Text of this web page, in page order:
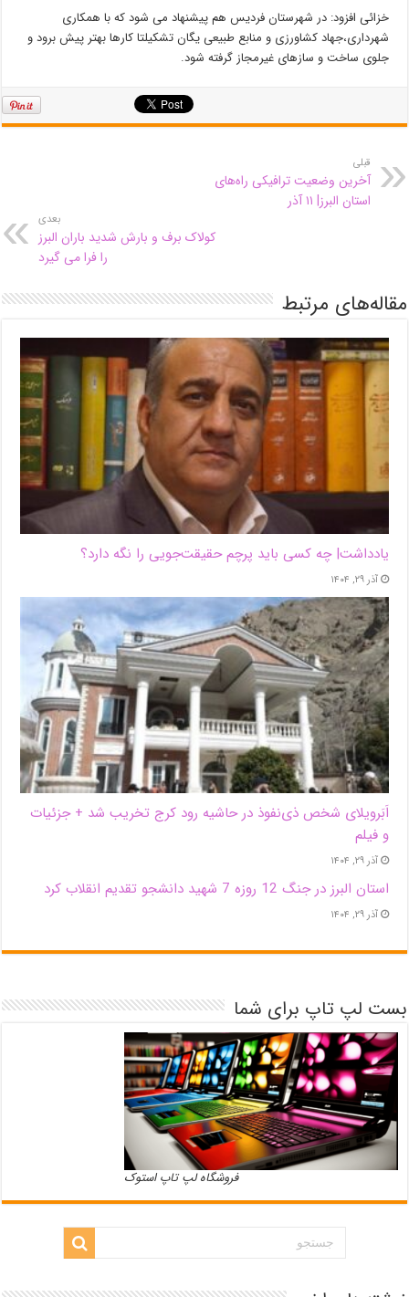
خزائی افزود: در شهرستان فردیس هم پیشنهاد می شود که با همکاری
شهرداری،جهاد کشاورزی و منابع طبیعی یگان تشکیلتا کارها بهتر پیش برود و
جلوی ساخت و سازهای غیرمجاز گرفته شود.
قبلی
آخرین وضعیت ترافیکی راه‌های
استان البرز| ۱۱ آذر
بعدی
کولاک برف و بارش شدید باران البرز
را فرا می گیرد
مقاله‌های مرتبط
یادداشت| ‌چه کسی باید پرچم حقیقت‌جویی را نگه دارد؟
آذر ۲۹, ۱۴۰۴
اَبَر‌ویلای شخص ذی‌نفوذ در حاشیه‌ رود کرج تخریب شد + جزئیات
و فیلم
آذر ۲۹, ۱۴۰۴
استان البرز در جنگ 12 روزه 7 شهید دانشجو تقدیم انقلاب کرد
آذر ۲۹, ۱۴۰۴
بست لپ تاپ برای شما
فروشگاه لپ تاپ استوک